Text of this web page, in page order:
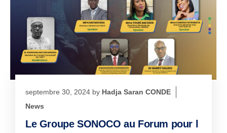
septembre 30, 2024 by Hadja Saran CONDE
News
Le Groupe SONOCO au Forum pour l